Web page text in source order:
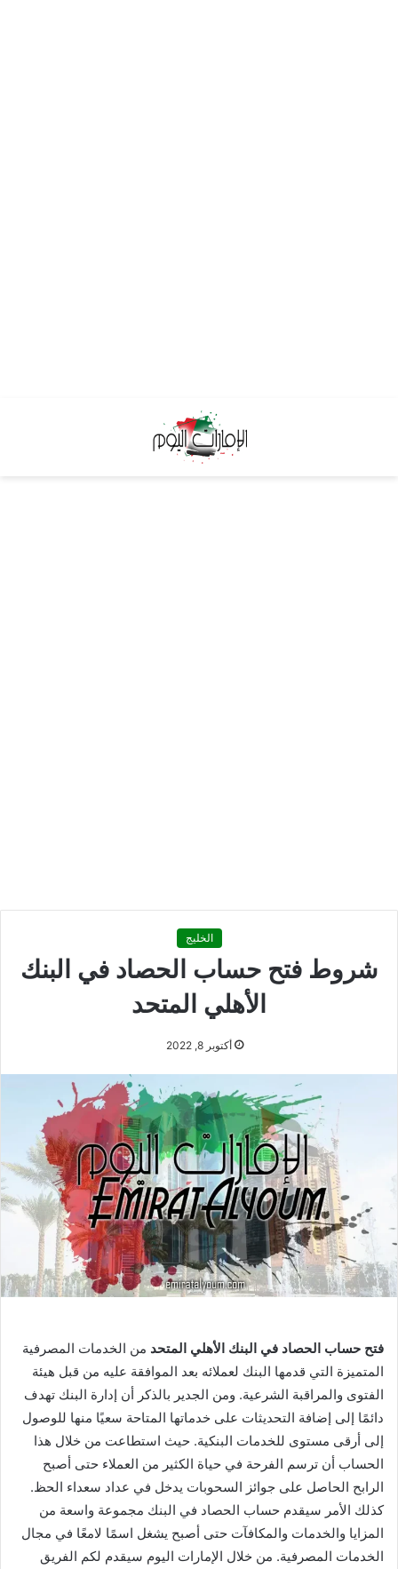
الخليج
شروط فتح حساب الحصاد في البنك
الأهلي المتحد
أكتوبر 8, 2022
فتح حساب الحصاد في البنك الأهلي المتحد من الخدمات المصرفية
المتميزة التي قدمها البنك لعملائه بعد الموافقة عليه من قبل هيئة
الفتوى والمراقبة الشرعية. ومن الجدير بالذكر أن إدارة البنك تهدف
دائمًا إلى إضافة التحديثات على خدماتها المتاحة سعيًا منها للوصول
إلى أرقى مستوى للخدمات البنكية. حيث استطاعت من خلال هذا
الحساب أن ترسم الفرحة في حياة الكثير من العملاء حتى أصبح
الرابح الحاصل على جوائز السحوبات يدخل في عداد سعداء الحظ.
كذلك الأمر سيقدم حساب الحصاد في البنك مجموعة واسعة من
المزايا والخدمات والمكافآت حتى أصبح يشغل اسمًا لامعًا في مجال
الخدمات المصرفية. من خلال الإمارات اليوم سيقدم لكم الفريق